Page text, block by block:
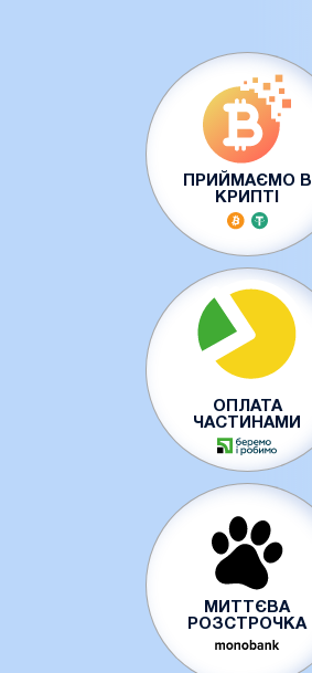
ПРИЙМАЄМО В
КРИПТІ
ОПЛАТА
ЧАСТИНАМИ
МИТТЄВА
РОЗСТРОЧКА